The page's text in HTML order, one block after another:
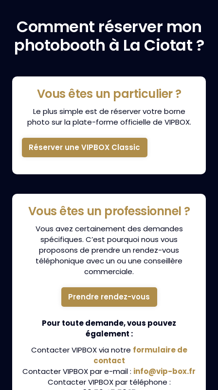
Comment réserver mon
photobooth à La Ciotat ?
Vous êtes un particulier ?
Le plus simple est de réserver votre borne
photo sur la plate-forme officielle de VIPBOX.
Réserver une VIPBOX Classic
Vous êtes un professionnel ?
Vous avez certainement des demandes
spécifiques. C’est pourquoi nous vous
proposons de prendre un rendez-vous
téléphonique avec un ou une conseillère
commerciale.
Prendre rendez-vous
Pour toute demande, vous pouvez
également :
Contacter VIPBOX via notre formulaire de
contact
Contacter VIPBOX par e-mail : info@vip-box.fr
Contacter VIPBOX par téléphone :